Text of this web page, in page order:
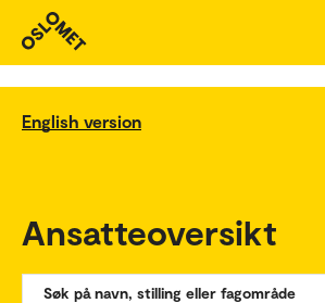
English version
Ansatteoversikt
Søk på navn, stilling eller fagområde